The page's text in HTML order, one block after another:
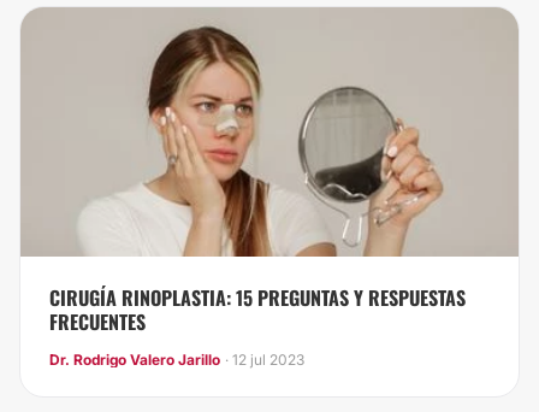
CIRUGÍA RINOPLASTIA: 15 PREGUNTAS Y RESPUESTAS
FRECUENTES
Dr. Rodrigo Valero Jarillo · 12 jul 2023